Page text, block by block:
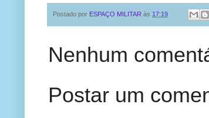
Postado por ESPAÇO MILITAR às 17:19
Nenhum
Postar um